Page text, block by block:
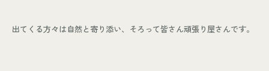
出てくる方々は自然と寄り添い、そろって皆さん頑張り屋さんです。